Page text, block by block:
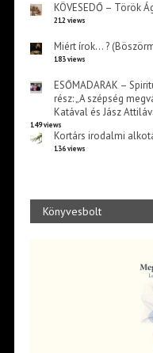
KÖVESEDŐ – Török
212 views
Miért írok… ?
183 views
ESŐMADARAK –
rész: „A szépség
Katával és Jász
149 views
Kortárs irodalmi
136 views
Könyvesbolt